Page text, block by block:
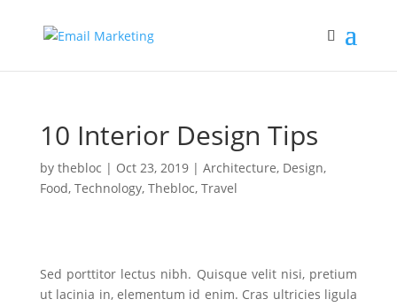
10 Interior Design Tips
by thebloc | Oct 23, 2019| Architecture, Design,
Food, Technology, Thebloc, Travel
Sed porttitor lectus nibh. Quisque velit nisi, pretium
ut lacinia in, elementum id enim. Cras ultricies ligula